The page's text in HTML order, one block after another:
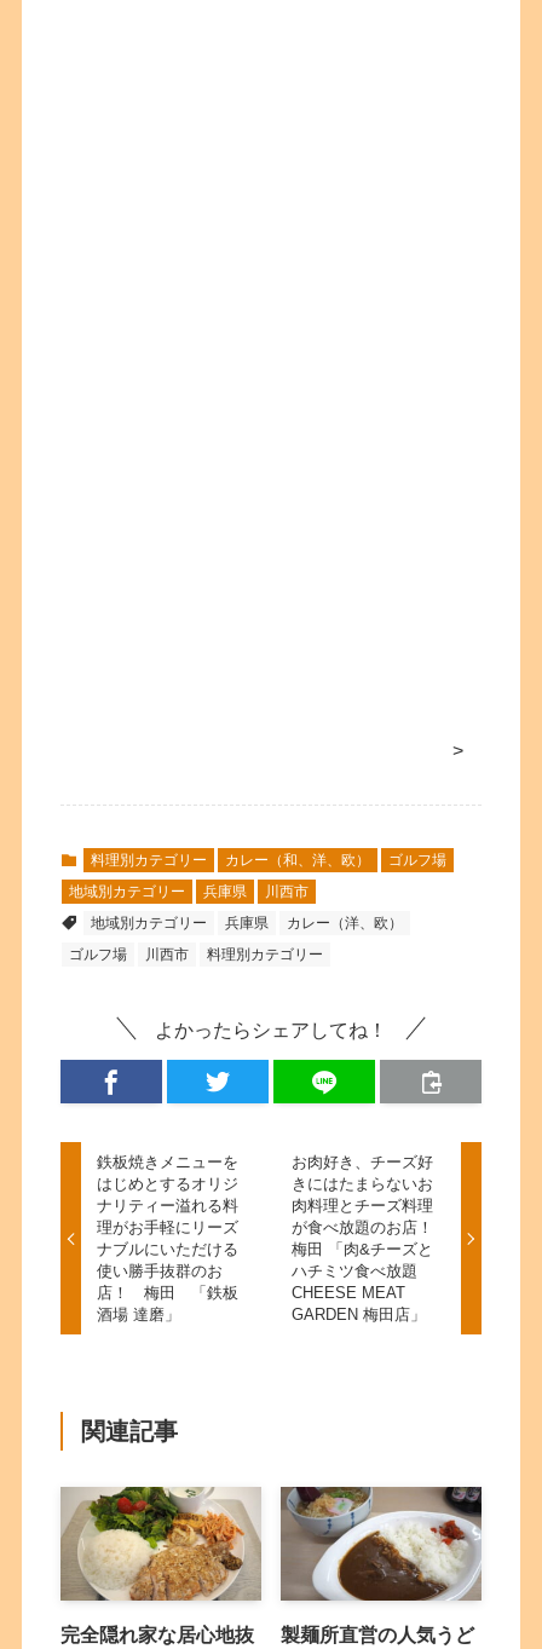
>
料理別カテゴリー カレー（和、洋、欧）
ゴルフ場
地域別カテゴリー
兵庫県
川西市
地域別カテゴリー
兵庫県
カレー（洋、欧）
ゴルフ場
川西市 料理別カテゴリー
よかったらシェアしてね！
鉄板焼きメニューを
はじめとするオリジ
ナリティー溢れる料
理がお手軽にリーズ
ナブルにいただける
使い勝手抜群のお
店！ 梅田 「鉄板
酒場 達磨」
お肉好き、チーズ好
きにはたまらないお
肉料理とチーズ料理
が食べ放題のお店！
梅田 「肉&チーズと
ハチミツ食べ放題
CHEESE MEAT
GARDEN 梅田店」
関連記事
完全隠れ家な居心地抜
製麺所直営の人気うど